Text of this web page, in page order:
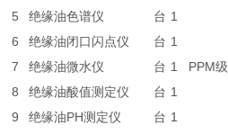
5
绝缘油色谱仪 台 1
6
绝缘油闭口闪点仪 台 1
7
绝缘油微水仪 台 1 PPM级
8
绝缘油酸值测定仪 台 1
9
绝缘油PH测定仪 台 1